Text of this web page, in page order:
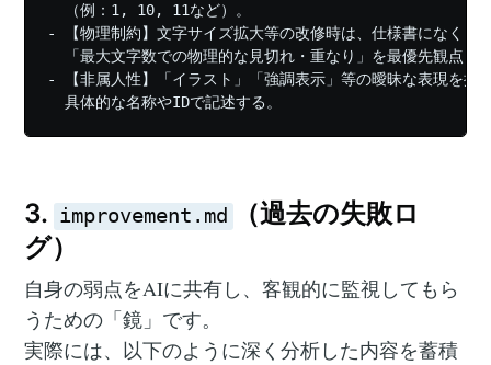
  （例：1, 10, 11など）。
- 【物理制約】文字サイズ拡大等の改修時は、仕様書になくと
「最大文字数での物理的な見切れ・重なり」を最優先観点と
- 【非属人性】「イラスト」「強調表示」等の曖昧な表現を排
3. improvement.md
（過去の失敗ロ
グ）
自身の弱点をAIに共有し、客観的に監視してもら
うための「鏡」です。
実際には、以下のように深く分析した内容を蓄積